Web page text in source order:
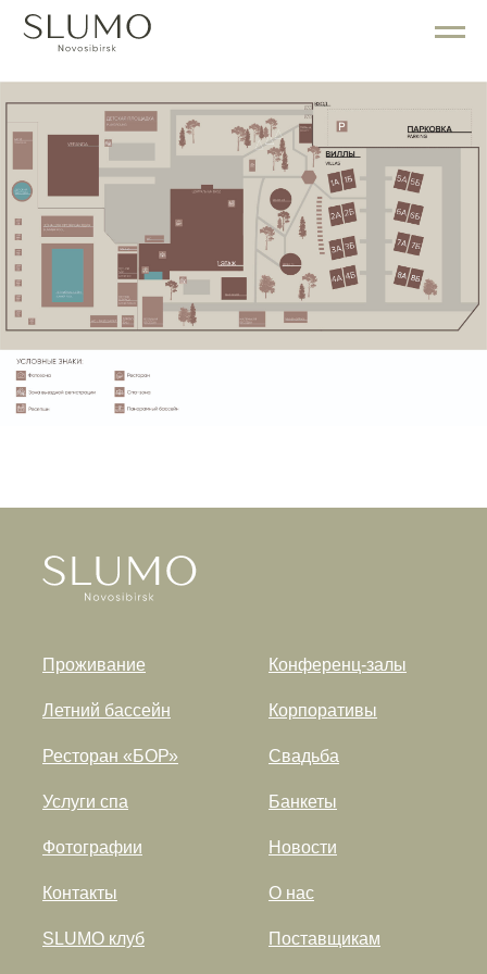
Проживание
Ресторан «БОР»
Услуги спа
Летний бассейн
О нас
SLUMO клуб
Новости
Конференц-залы
Корпоративы
Фотографии
Свадьба
Банкеты
Поставщикам
Контакты